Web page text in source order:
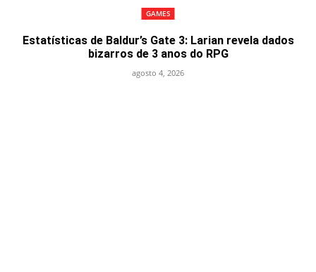
GAMES
Estatísticas de Baldur’s Gate 3: Larian revela dados
bizarros de 3 anos do RPG
agosto 4, 2026